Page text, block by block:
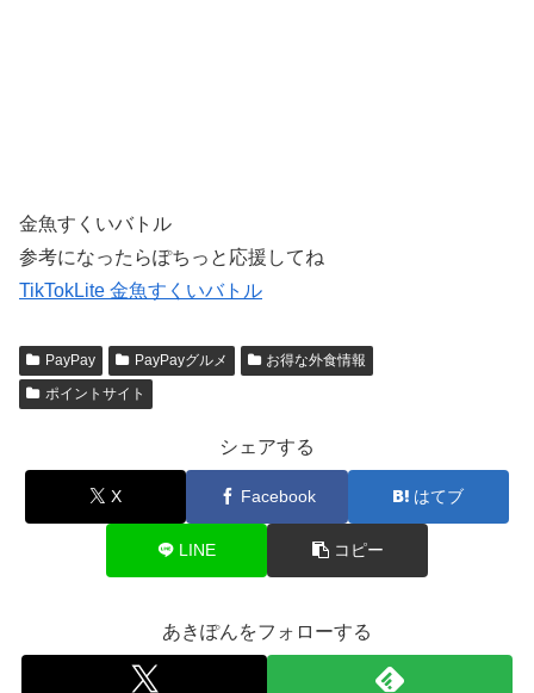
金魚すくいバトル
参考になったらぽちっと応援してね
TikTokLite 金魚すくいバトル
PayPay PayPayグルメ
お得な外食情報
ポイントサイト
シェアする
X Facebook はてブ
LINE コピー
あきぽんをフォローする